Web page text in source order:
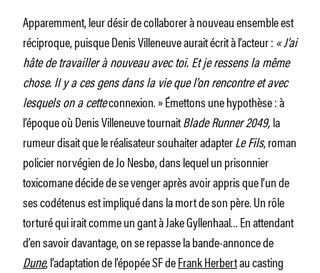
Apparemment, leur désir de collaborer à nouveau ensemble est
réciproque, puisque Denis Villeneuve aurait écrit à l’acteur : « J’ai
hâte de travailler à nouveau avec toi. Et je ressens la même
chose. lI y a ces gens dans la vie que l’on rencontre et avec
lesquels on a cetteconnexion. »Émettons une hypothèse : à
l’époque où Denis Villeneuve tournaitBlade Runner 2049,la
rumeur disait que le réalisateur souhaiter adapterLe Fils, roman
policier norvégien de Jo Nesbø, dans lequel un prisonnier
toxicomane décide de se venger après avoir appris que l’un de
ses codétenus est impliqué dans la mort de son père. Un rôle
torturé qui irait comme un gant à Jake Gyllenhaal… En attendant
d’en savoir davantage, on se repasse la bande-annonce de
Dune, l’adaptation de l’épopée SF deFrank Herbertau casting